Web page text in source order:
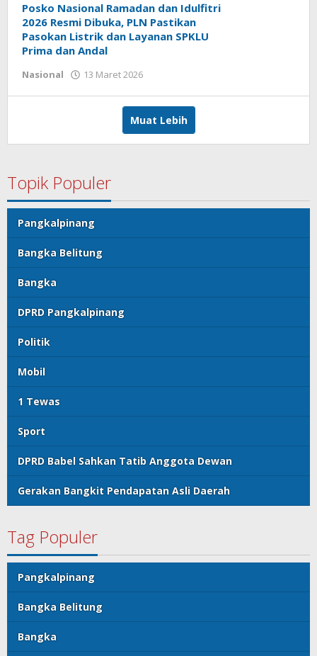
Posko Nasional Ramadan dan Idulfitri
2026 Resmi Dibuka, PLN Pastikan
Pasokan Listrik dan Layanan SPKLU
Prima dan Andal
Nasional 13 Maret 2026
Muat Lebih
Topik Populer
Pangkalpinang
Bangka Belitung
Bangka
DPRD Pangkalpinang
Politik
Mobil
1 Tewas
Sport
DPRD Babel Sahkan Tatib Anggota Dewan
Gerakan Bangkit Pendapatan Asli Daerah
Tag Populer
Pangkalpinang
Bangka Belitung
Bangka